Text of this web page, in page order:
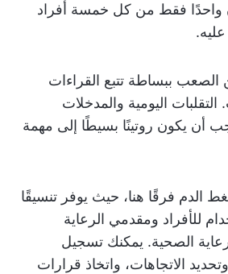
واحدًا فقط من كل خمسة أفراد
الصعب ببساطة تتبع القراءات
اليومية والمدخلات
أن يكون روتينًا بسيطًا إلى مهمة
الدم فرقًا هنا، حيث يوفر تنسيقًا
للأفراد ومقدمي الرعاية
الصحية. يمكنك تسجيل
الاتجاهات، واتخاذ قرارات